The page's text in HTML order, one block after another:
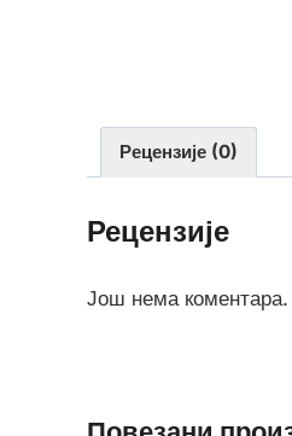
Рецензије (0)
Рецензије
Још нема коментара.